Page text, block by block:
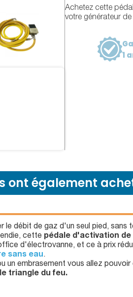
Achetez cette
votre générateur
1
ont également
débit de gaz d'un seul pied, sans
cette pédale d'activation
d'électrovanne, et ce à prix
sans eau.
un embrasement vous allez
triangle du feu.